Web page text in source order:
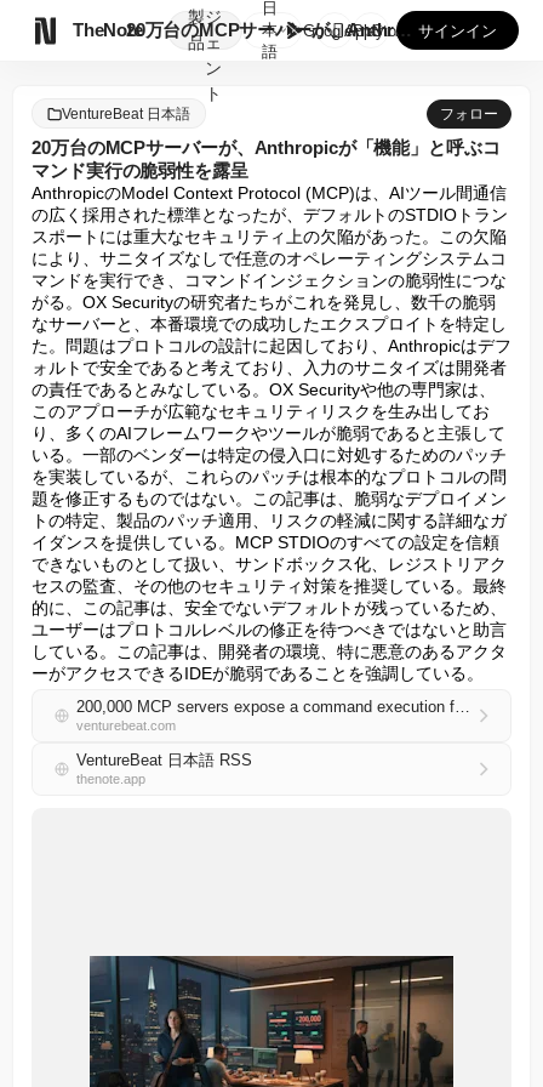
TheNote
製
品
ジ
ェ
ン
ト
20万台のMCPサーバーが、Anthropicが「機能」と呼...
日
本
語
GooglePlay
AppStore サインイン
VentureBeat 日本語 フォロー
20万台のMCPサーバーが、Anthropicが「機能」と呼ぶコ
マンド実行の脆弱性を露呈
AnthropicのModel Context Protocol (MCP)は、AIツール間通信
の広く採用された標準となったが、デフォルトのSTDIOトラン
スポートには重大なセキュリティ上の欠陥があった。この欠陥
により、サニタイズなしで任意のオペレーティングシステムコ
マンドを実行でき、コマンドインジェクションの脆弱性につな
がる。OX Securityの研究者たちがこれを発見し、数千の脆弱
なサーバーと、本番環境での成功したエクスプロイトを特定し
た。問題はプロトコルの設計に起因しており、Anthropicはデフ
ォルトで安全であると考えており、入力のサニタイズは開発者
の責任であるとみなしている。OX Securityや他の専門家は、
このアプローチが広範なセキュリティリスクを生み出してお
り、多くのAIフレームワークやツールが脆弱であると主張して
いる。一部のベンダーは特定の侵入口に対処するためのパッチ
を実装しているが、これらのパッチは根本的なプロトコルの問
題を修正するものではない。この記事は、脆弱なデプロイメン
トの特定、製品のパッチ適用、リスクの軽減に関する詳細なガ
イダンスを提供している。MCP STDIOのすべての設定を信頼
できないものとして扱い、サンドボックス化、レジストリアク
セスの監査、その他のセキュリティ対策を推奨している。最終
的に、この記事は、安全でないデフォルトが残っているため、
ユーザーはプロトコルレベルの修正を待つべきではないと助言
している。この記事は、開発者の環境、特に悪意のあるアクタ
ーがアクセスできるIDEが脆弱であることを強調している。
200,000 MCP servers expose a command execution flaw that Anthropic calls a feature
venturebeat.com
VentureBeat 日本語 RSS
thenote.app